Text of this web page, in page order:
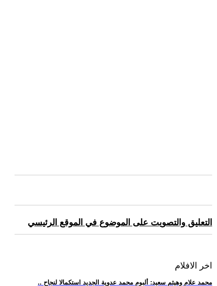
التعليق والتصويت على الموضوع في الموقع الرئيسي
اخر الافلام
.. محمد علام وهيثم سعيد: ألبوم محمد عدوية الجديد استكمالا لنجاح